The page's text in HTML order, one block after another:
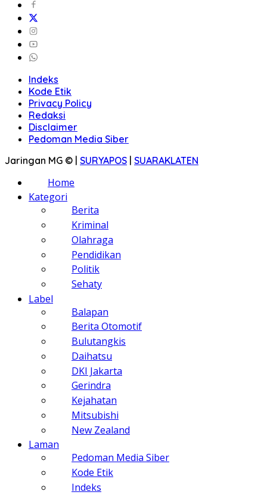
Indeks
Kode Etik
Privacy Policy
Redaksi
Disclaimer
Pedoman Media Siber
Jaringan MG © | SURYAPOS | SUARAKLATEN
Home
Kategori
Berita
Kriminal
Olahraga
Pendidikan
Politik
Sehaty
Label
Balapan
Berita Otomotif
Bulutangkis
Daihatsu
DKI Jakarta
Gerindra
Kejahatan
Mitsubishi
New Zealand
Laman
Pedoman Media Siber
Kode Etik
Indeks